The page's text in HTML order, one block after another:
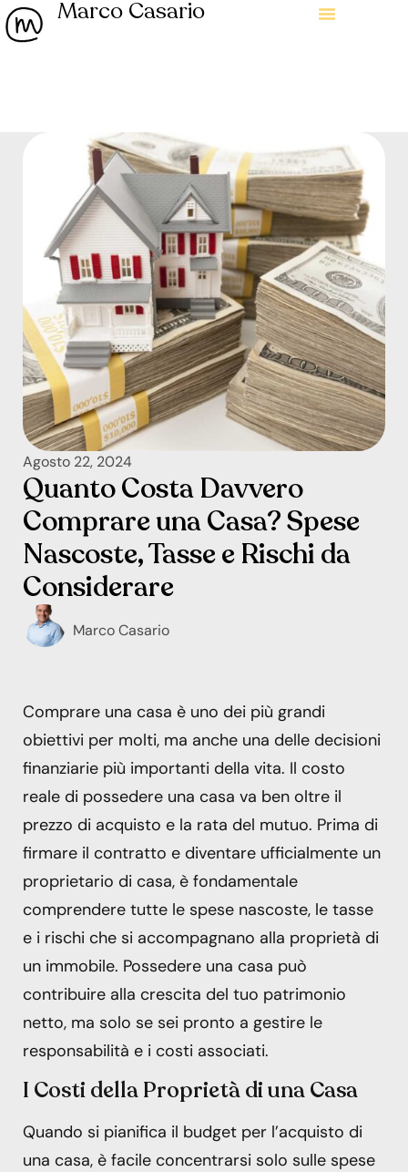
Marco Casario
Agosto 22, 2024
Quanto Costa Davvero
Comprare una Casa? Spese
Nascoste, Tasse e Rischi da
Considerare
Marco Casario
Comprare una casa è uno dei più grandi
obiettivi per molti, ma anche una delle decisioni
finanziarie più importanti della vita. Il costo
reale di possedere una casa va ben oltre il
prezzo di acquisto e la rata del mutuo. Prima di
firmare il contratto e diventare ufficialmente un
proprietario di casa, è fondamentale
comprendere tutte le spese nascoste, le tasse
e i rischi che si accompagnano alla proprietà di
un immobile. Possedere una casa può
contribuire alla crescita del tuo patrimonio
netto, ma solo se sei pronto a gestire le
responsabilità e i costi associati.
I Costi della Proprietà di una Casa
Quando si pianifica il budget per l’acquisto di
una casa, è facile concentrarsi solo sulle spese